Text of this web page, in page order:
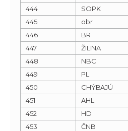
444
SOPK
445
obr
446
BR
447
ŽILINA
448
NBC
449
PL
450
CHÝBAJÚ
451
AHL
452
HD
453
ČNB